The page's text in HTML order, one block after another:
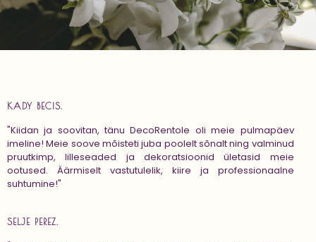
KADY BECIS.
"Kiidan ja soovitan, tänu DecoRentole oli meie pulmapäev
imeline! Meie soove mõisteti juba poolelt sõnalt ning valminud
pruutkimp, lilleseaded ja dekoratsioonid ületasid meie
ootused. Äärmiselt vastutulelik, kiire ja professionaalne
suhtumine!"
SELJE PEREZ.